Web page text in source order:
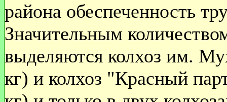
района обеспеченность
Значительным
выделяются колхоз им.
кг) и колхоз "Красный